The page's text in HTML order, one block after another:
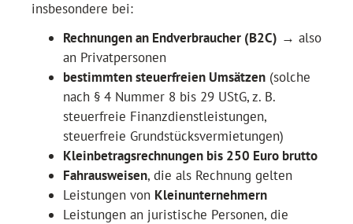
insbesondere bei:
Rechnungen an Endverbraucher (B2C) → also
an Privatpersonen
bestimmten steuerfreien Umsätzen (solche
nach § 4 Nummer 8 bis 29 UStG, z. B.
steuerfreie Finanzdienstleistungen,
steuerfreie Grundstücksvermietungen)
Kleinbetragsrechnungen bis 250 Euro brutto
Fahrausweisen, die als Rechnung gelten
Leistungen von Kleinunternehmern
Leistungen an juristische Personen, die